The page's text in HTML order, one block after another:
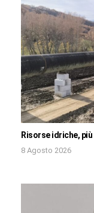
Risorse idriche,
8 Agosto 2026